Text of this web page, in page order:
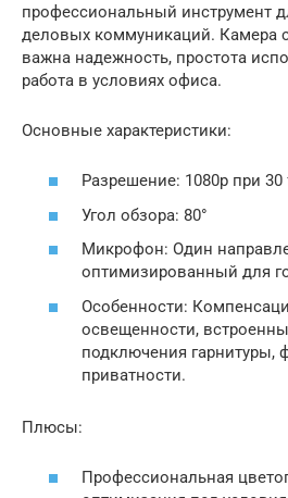
профессиональный инструмент
деловых коммуникаций. Камера
важна надежность, простота
работа в условиях офиса.
Основные характеристики:
Разрешение: 1080p при 30
Угол обзора: 80°
Микрофон: Один
оптимизированный для
Особенности:
освещенности,
подключения гарнитуры,
приватности.
Плюсы:
Профессиональная